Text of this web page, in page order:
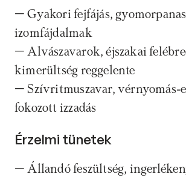
– Gyakori fejfájás,
izomfájdalmak
– Alvászavarok, éjszakai
kimerültség reggelente
– Szívritmuszavar, vérnyomás-
fokozott izzadás
Érzelmi tünetek
– Állandó feszültség,